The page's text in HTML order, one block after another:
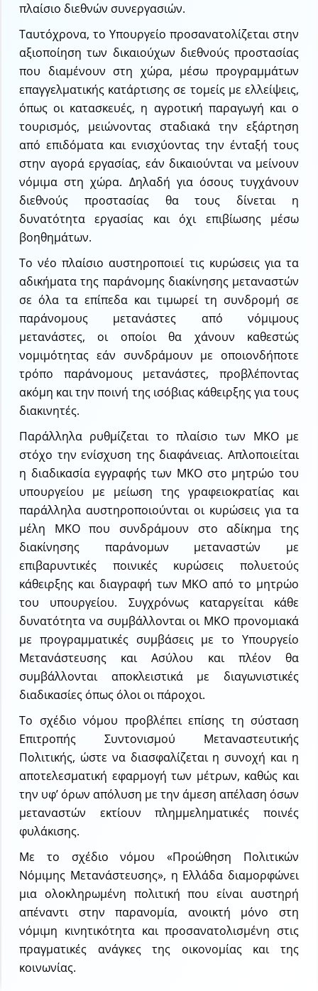
πλαίσιο διεθνών συνεργασιών.
Ταυτόχρονα, το Υπουργείο προσανατολίζεται στην
αξιοποίηση των δικαιούχων διεθνούς προστασίας
που διαμένουν στη χώρα, μέσω προγραμμάτων
επαγγελματικής κατάρτισης σε τομείς με ελλείψεις,
όπως οι κατασκευές, η αγροτική παραγωγή και ο
τουρισμός, μειώνοντας σταδιακά την εξάρτηση
από επιδόματα και ενισχύοντας την ένταξή τους
στην αγορά εργασίας, εάν δικαιούνται να μείνουν
νόμιμα στη χώρα. Δηλαδή για όσους τυγχάνουν
διεθνούς προστασίας θα τους δίνεται η
δυνατότητα εργασίας και όχι επιβίωσης μέσω
βοηθημάτων.
Το νέο πλαίσιο αυστηροποιεί τις κυρώσεις για τα
αδικήματα της παράνομης διακίνησης μεταναστών
σε όλα τα επίπεδα και τιμωρεί τη συνδρομή σε
παράνομους μετανάστες από νόμιμους
μετανάστες, οι οποίοι θα χάνουν καθεστώς
νομιμότητας εάν συνδράμουν με οποιονδήποτε
τρόπο παράνομους μετανάστες, προβλέποντας
ακόμη και την ποινή της ισόβιας κάθειρξης για τους
διακινητές.
Παράλληλα ρυθμίζεται το πλαίσιο των ΜΚΟ με
στόχο την ενίσχυση της διαφάνειας. Απλοποιείται
η διαδικασία εγγραφής των ΜΚΟ στο μητρώο του
υπουργείου με μείωση της γραφειοκρατίας και
παράλληλα αυστηροποιούνται οι κυρώσεις για τα
μέλη ΜΚΟ που συνδράμουν στο αδίκημα της
διακίνησης παράνομων μεταναστών με
επιβαρυντικές ποινικές κυρώσεις πολυετούς
κάθειρξης και διαγραφή των ΜΚΟ από το μητρώο
του υπουργείου. Συγχρόνως καταργείται κάθε
δυνατότητα να συμβάλλονται οι ΜΚΟ προνομιακά
με προγραμματικές συμβάσεις με το Υπουργείο
Μετανάστευσης και Ασύλου και πλέον θα
συμβάλλονται αποκλειστικά με διαγωνιστικές
διαδικασίες όπως όλοι οι πάροχοι.
Το σχέδιο νόμου προβλέπει επίσης τη σύσταση
Επιτροπής Συντονισμού Μεταναστευτικής
Πολιτικής, ώστε να διασφαλίζεται η συνοχή και η
αποτελεσματική εφαρμογή των μέτρων, καθώς και
την υφ’ όρων απόλυση με την άμεση απέλαση όσων
μεταναστών εκτίουν πλημμεληματικές ποινές
φυλάκισης.
Με το σχέδιο νόμου «Προώθηση Πολιτικών
Νόμιμης Μετανάστευσης», η Ελλάδα διαμορφώνει
μια ολοκληρωμένη πολιτική που είναι αυστηρή
απέναντι στην παρανομία, ανοικτή μόνο στη
νόμιμη κινητικότητα και προσανατολισμένη στις
πραγματικές ανάγκες της οικονομίας και της
κοινωνίας.